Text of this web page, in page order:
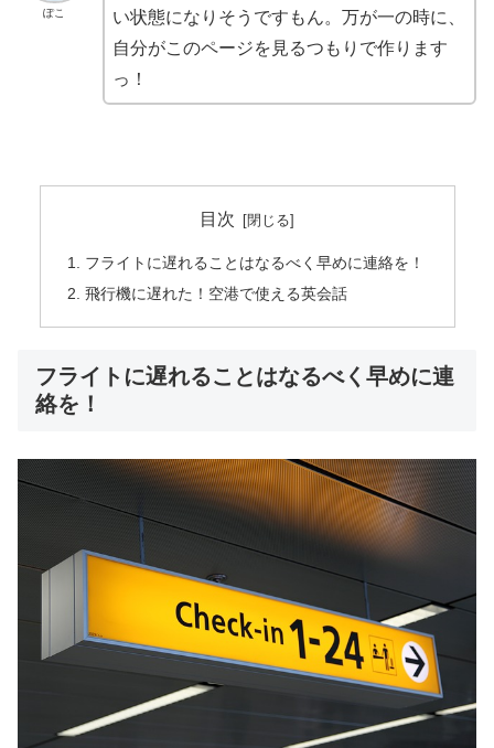
ぽこ
い状態になりそうですもん。万が一の時に、
自分がこのページを見るつもりで作ります
っ！
目次
フライトに遅れることはなるべく早めに連絡を！
飛行機に遅れた！空港で使える英会話
フライトに遅れることはなるべく早めに連
絡を！